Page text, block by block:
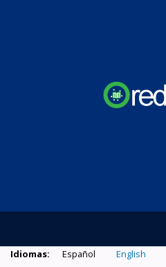
Idiomas: Español English